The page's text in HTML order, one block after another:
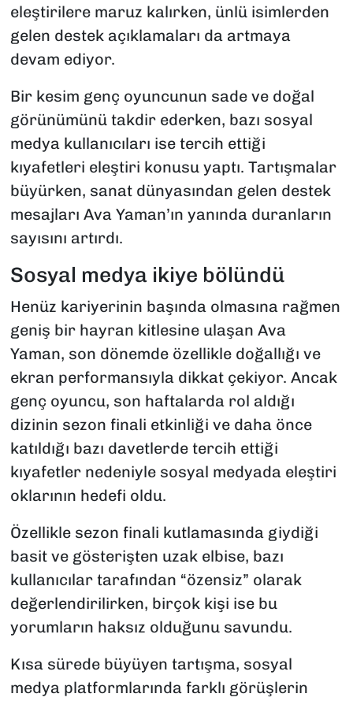
eleştirilere maruz kalırken, ünlü isimlerden
gelen destek açıklamaları da artmaya
devam ediyor.
Bir kesim genç oyuncunun sade ve doğal
görünümünü takdir ederken, bazı sosyal
medya kullanıcıları ise tercih ettiği
kıyafetleri eleştiri konusu yaptı. Tartışmalar
büyürken, sanat dünyasından gelen destek
mesajları Ava Yaman’ın yanında duranların
sayısını artırdı.
Sosyal medya ikiye bölündü
Henüz kariyerinin başında olmasına rağmen
geniş bir hayran kitlesine ulaşan Ava
Yaman, son dönemde özellikle doğallığı ve
ekran performansıyla dikkat çekiyor. Ancak
genç oyuncu, son haftalarda rol aldığı
dizinin sezon finali etkinliği ve daha önce
katıldığı bazı davetlerde tercih ettiği
kıyafetler nedeniyle sosyal medyada eleştiri
oklarının hedefi oldu.
Özellikle sezon finali kutlamasında giydiği
basit ve gösterişten uzak elbise, bazı
kullanıcılar tarafından “özensiz” olarak
değerlendirilirken, birçok kişi ise bu
yorumların haksız olduğunu savundu.
Kısa sürede büyüyen tartışma, sosyal
medya platformlarında farklı görüşlerin